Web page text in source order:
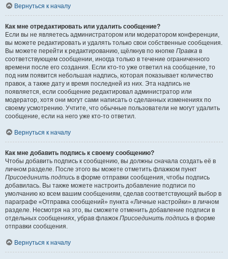
Вернуться к началу
Как мне отредактировать или удалить сообщение?
Если вы не являетесь администратором или модератором конференции,
вы можете редактировать и удалять только свои собственные сообщения.
Вы можете перейти к редактированию, щёлкнув по кнопке Правка в
соответствующем сообщении, иногда только в течение ограниченного
времени после его создания. Если кто-то уже ответил на сообщение, то
под ним появится небольшая надпись, которая показывает количество
правок, а также дату и время последней из них. Эта надпись не
появляется, если сообщение редактировал администратор или
модератор, хотя они могут сами написать о сделанных изменениях по
своему усмотрению. Учтите, что обычные пользователи не могут удалить
сообщение, если на него уже кто-то ответил.
Вернуться к началу
Как мне добавить подпись к своему сообщению?
Чтобы добавить подпись к сообщению, вы должны сначала создать её в
личном разделе. После этого вы можете отметить флажком пункт
Присоединить подпись в форме отправки сообщения, чтобы подпись
добавилась. Вы также можете настроить добавление подписи по
умолчанию ко всем вашим сообщениям, сделав соответствующий выбор в
параграфе «Отправка сообщений» пункта «Личные настройки» в личном
разделе. Несмотря на это, вы сможете отменить добавление подписи в
отдельных сообщениях, убрав флажок Присоединить подпись в форме
отправки сообщения.
Вернуться к началу